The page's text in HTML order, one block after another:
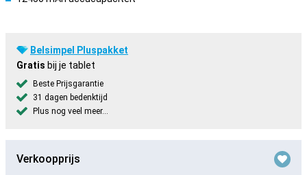
Belsimpel Pluspakket
Gratis bij je tablet
Beste Prijsgarantie
31 dagen bedenktijd
Plus nog veel meer...
Verkoopprijs